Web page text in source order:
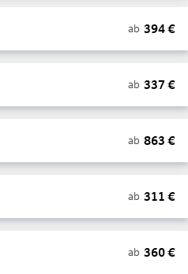
ab 394€
ab 337 €
ab 863 €
ab 311 €
ab 360€